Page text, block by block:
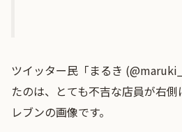
ツイッター民「まるき
たのは、とても不吉な店員が右
レブンの画像です。